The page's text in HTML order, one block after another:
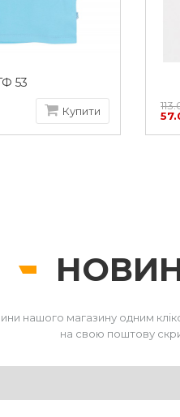
53
Купити
нашого магазину одним
на свою поштову